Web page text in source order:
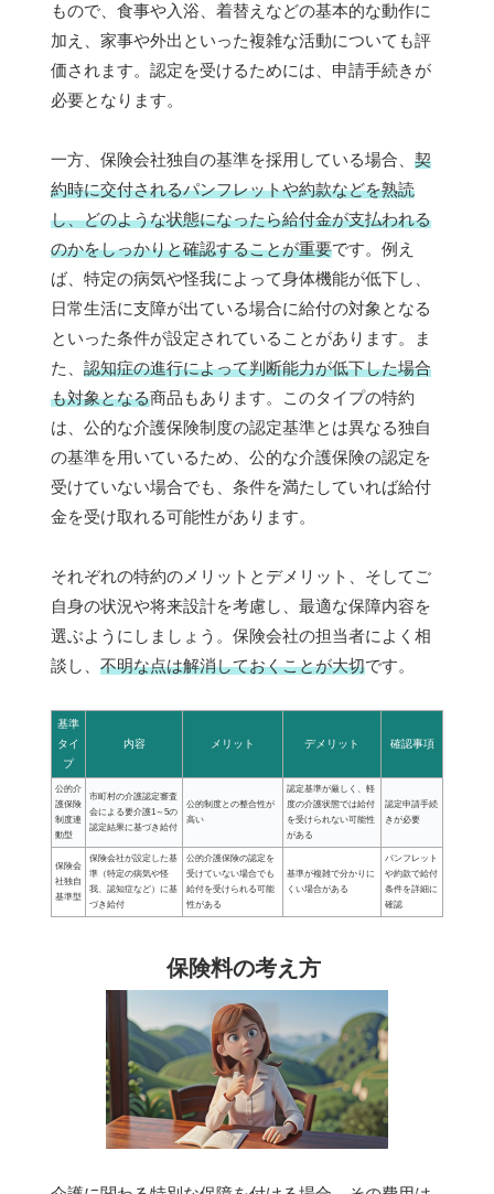
もので、食事や入浴、着替えなどの基本的な動作に
加え、家事や外出といった複雑な活動についても評
価されます。認定を受けるためには、申請手続きが
必要となります。
一方、保険会社独自の基準を採用している場合、 契
約時に交付されるパンフレットや約款などを熟読
し、どのような状態になったら給付金が支払われる
のかをしっかりと確認することが重要です。例え
ば、特定の病気や怪我によって身体機能が低下し、
日常生活に支障が出ている場合に給付の対象となる
といった条件が設定されていることがあります。ま
た、 認知症の進行によって判断能力が低下した場合
も対象となる商品もあります。このタイプの特約
は、公的な介護保険制度の認定基準とは異なる独自
の基準を用いているため、公的な介護保険の認定を
受けていない場合でも、条件を満たしていれば給付
金を受け取れる可能性があります。
それぞれの特約のメリットとデメリット、そしてご
自身の状況や将来設計を考慮し、最適な保障内容を
選ぶようにしましょう。保険会社の担当者によく相
談し、 不明な点は解消しておくことが大切です。
基準
タイ
プ
内容 メリット デメリット 確認事項
公的介
護保険
制度連
動型
市町村の介護認定審査
会による要介護1～5の
認定結果に基づき給付
公的制度との整合性が
高い
認定基準が厳しく、軽
度の介護状態では給付
を受けられない可能性
がある
認定申請手続
きが必要
保険会
社独自
基準型
保険会社が設定した基
準（特定の病気や怪
我、認知症など）に基
づき給付
公的介護保険の認定を
受けていない場合でも
給付を受けられる可能
性がある
基準が複雑で分かりに
くい場合がある
パンフレット
や約款で給付
条件を詳細に
確認
保険料の考え方